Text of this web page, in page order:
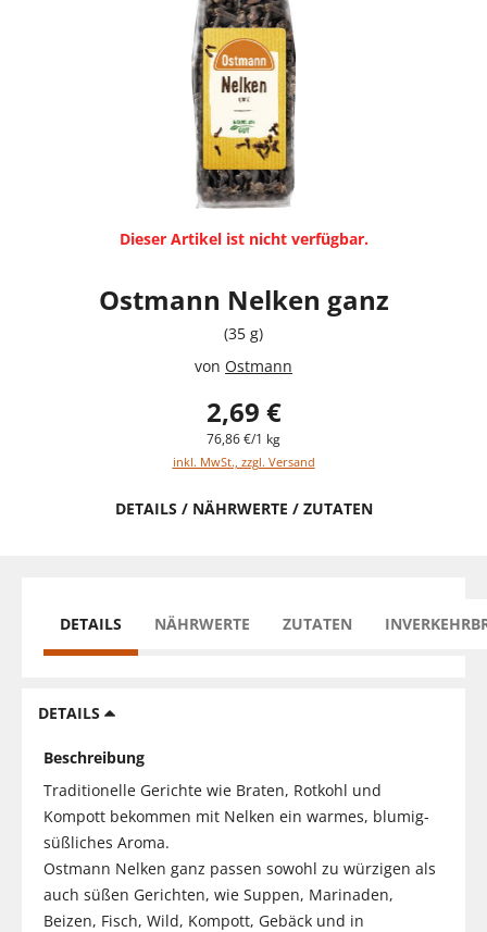
Dieser Artikel ist nicht verfügbar.
Ostmann Nelken ganz
(35 g)
von Ostmann
2,69 €
76,86 €/1 kg
inkl. MwSt., zzgl. Versand
DETAILS / NÄHRWERTE / ZUTATEN
DETAILS NÄHRWERTE ZUTATEN
DETAILS
Beschreibung
Traditionelle Gerichte wie Braten, Rotkohl und
Kompott bekommen mit Nelken ein warmes, blumig-
süßliches Aroma.
Ostmann Nelken ganz passen sowohl zu würzigen als
auch süßen Gerichten, wie Suppen, Marinaden,
Beizen, Fisch, Wild, Kompott, Gebäck und in